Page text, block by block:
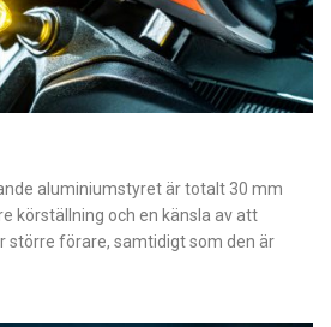
aluminiumstyret är totalt 30 mm
körställning och en känsla av att
större förare, samtidigt som den är